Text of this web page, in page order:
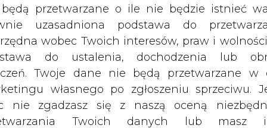
nie zgadzasz się z naszą oceną
Twoich danych lub masz
w tym zakresie, koniecznie zgłoś
nam swoje zastrzeżenia na adres
Danych Osobowych pod adres
zgody nie wpływa na zgodność z
dokonanego przed jej wycofaniem.
system monitoruje pracę kierowców i
paliwa.
łącznie ponad 390 kilogramów gazu.
tankowaniu. Na komfort pracy
napędowy jest znacznie cichszy od